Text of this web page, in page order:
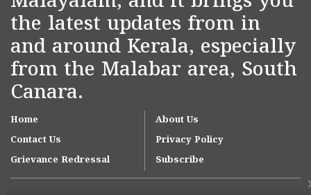
the latest updates from in
and around Kerala, especially
from the Malabar area, South
Canara.
Home
About Us
Contact Us
Privacy Policy
Grievance Redressal
Subscribe